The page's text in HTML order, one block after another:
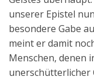
unserer Epistel
besondere Gabe
meint er damit
Menschen, denen
unerschütterlicher